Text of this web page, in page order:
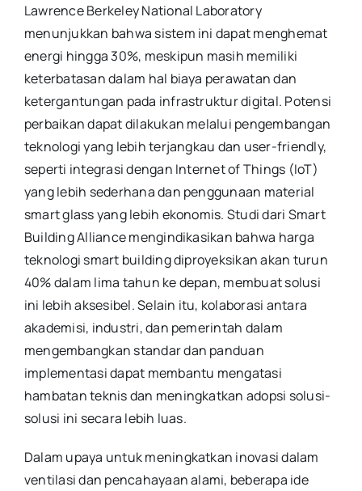
Lawrence Berkeley National Laboratory
menunjukkan bahwa sistem ini dapat menghemat
energi hingga 30%, meskipun masih memiliki
keterbatasan dalam hal biaya perawatan dan
ketergantungan pada infrastruktur digital. Potensi
perbaikan dapat dilakukan melalui pengembangan
teknologi yang lebih terjangkau dan user-friendly,
seperti integrasi dengan Internet of Things (IoT)
yang lebih sederhana dan penggunaan material
smart glass yang lebih ekonomis. Studi dari Smart
Building Alliance mengindikasikan bahwa harga
teknologi smart building diproyeksikan akan turun
40% dalam lima tahun ke depan, membuat solusi
ini lebih aksesibel. Selain itu, kolaborasi antara
akademisi, industri, dan pemerintah dalam
mengembangkan standar dan panduan
implementasi dapat membantu mengatasi
hambatan teknis dan meningkatkan adopsi solusi-
solusi ini secara lebih luas.
Dalam upaya untuk meningkatkan inovasi dalam
ventilasi dan pencahayaan alami, beberapa ide